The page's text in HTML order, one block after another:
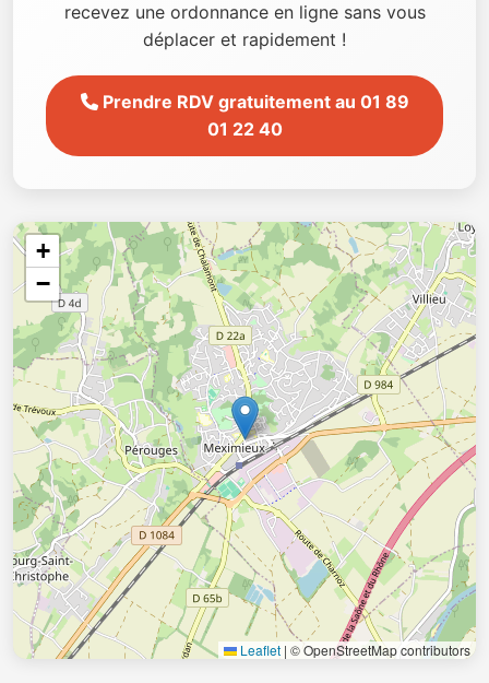
recevez une ordonnance en ligne sans vous
déplacer et rapidement !
Prendre RDV gratuitement au 01 89
01 22 40
+
−
Leaflet | © OpenStreetMap contributors